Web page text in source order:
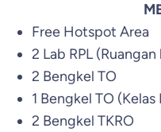
Free Hotspot Area
2 Lab RPL
2 Bengkel TO
1 Bengkel TO
2 Bengkel TKRO